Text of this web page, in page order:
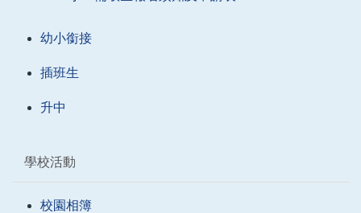
幼小銜接
插班生
升中
學校活動
校園相簿